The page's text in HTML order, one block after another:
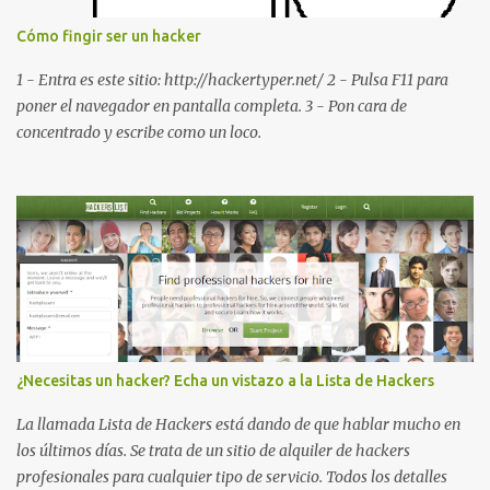
: Visualiza la versión de la pantalla táctil del smartphone
*#*#3264#*#* : Muestra que versión de memoria RAM está
disponible en el smartphone o la tablet *#*#34971539#*#* :
Visualiza la información detallada d...
Cómo fingir ser un hacker
1 - Entra es este sitio: http://hackertyper.net/ 2 - Pulsa F11 para
poner el navegador en pantalla completa. 3 - Pon cara de
concentrado y escribe como un loco.
¿Necesitas un hacker? Echa un vistazo a la Lista de Hackers
La llamada Lista de Hackers está dando de que hablar mucho en
los últimos días. Se trata de un sitio de alquiler de hackers
profesionales para cualquier tipo de servicio. Todos los detalles